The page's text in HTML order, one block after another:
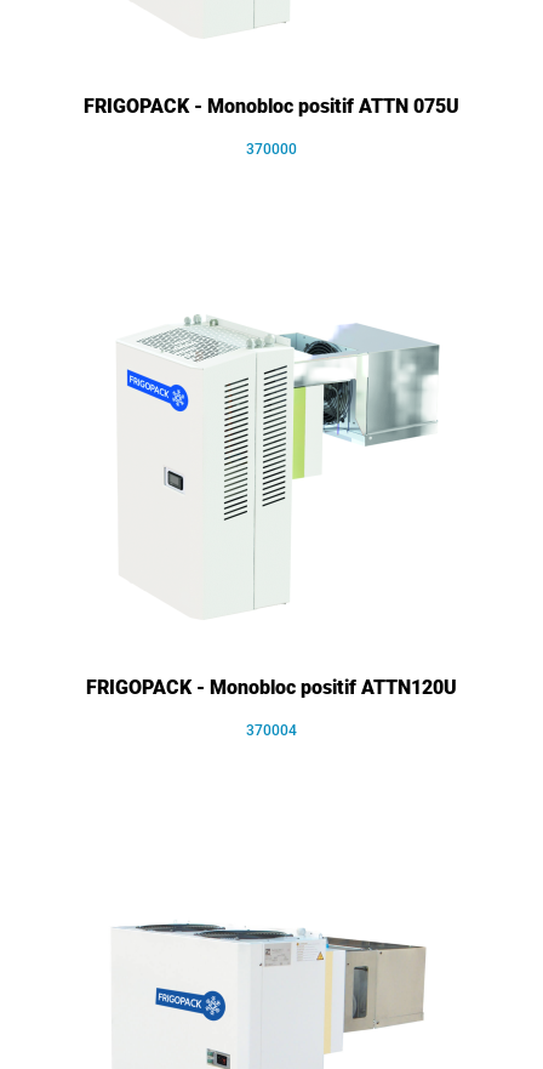
FRIGOPACK - Monobloc positif ATTN 075U
370000
FRIGOPACK - Monobloc positif ATTN120U
370004